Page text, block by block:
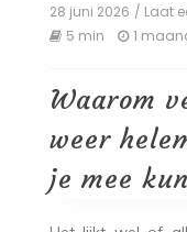
28 juni 2026 / Laat
5 min 1
Waarom
weer
je mee